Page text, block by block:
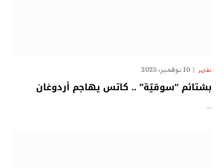
تقارير 10 نوفمبر، 2025
بشتائم “سوقيّة” .. كاتس يهاجم أردوغان
…